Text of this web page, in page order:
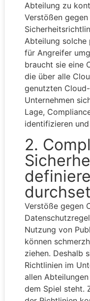
Abteilung zu
Verstößen
Abteilung solche
für Angreifer
braucht sie eine
die über alle
genutzten
Unternehmen
Lage,
identifizieren
2.
Verstöße gegen
Nutzung von
können
ziehen. Deshalb
Richtlinien im
allen
dem Spiel steht.